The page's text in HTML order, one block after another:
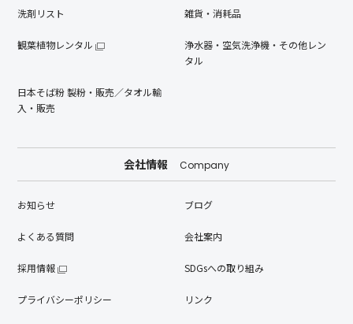
洗剤リスト 雑貨・消耗品
観葉植物レンタル
浄水器・空気洗浄機・その他レン
タル
日本そば粉 製粉・販売／タオル輸
入・販売
会社情報 Company
お知らせ ブログ
よくある質問 会社案内
採用情報 SDGsへの取り組み
プライバシーポリシー リンク